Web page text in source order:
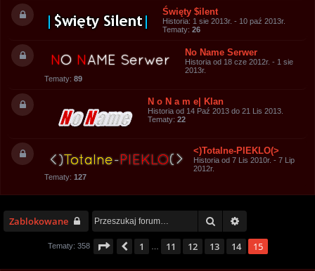
Święty $ilent
Historia: 1 sie 2013r. - 10 paź 2013r.
Tematy: 26
No Name Serwer
Historia od 18 cze 2012r. - 1 sie
2013r.
Tematy: 89
N o N a m e| Klan
Historia od 14 Paź 2013 do 21 Lis 2013.
Tematy: 22
<)Totalne-PIEKLO(>
Historia od 7 Lis 2010r. - 7 Lip
2012r.
Tematy: 127
Zablokowane Szukaj
Tematy: 358 Strona 15z 15
Poprzednia
1 11 12 13 14 15